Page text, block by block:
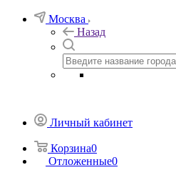
Москва
Назад
Личный кабинет
Корзина0
Отложенные0